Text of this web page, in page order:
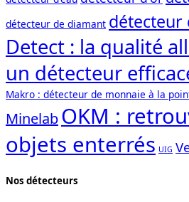
détecteur de diamant détecteur
Detect : la qualité
un détecteur
Makro : détecteur de monnaie à la
MinelabOKM :
objets enterrés UIG
Nos détecteurs